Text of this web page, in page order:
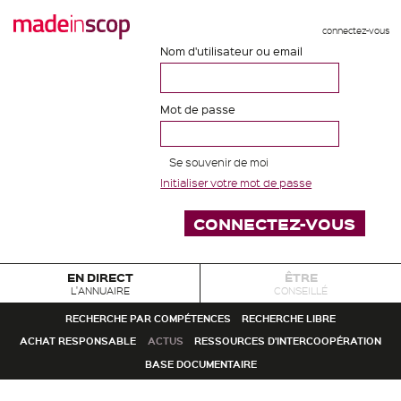
connectez-vous
Nom d'utilisateur ou email
Mot de passe
Se souvenir de moi
Initialiser votre mot de passe
EN DIRECT
L'ANNUAIRE
ÊTRE
CONSEILLÉ
RECHERCHE PAR COMPÉTENCES
RECHERCHE LIBRE
ACHAT RESPONSABLE
ACTUS
RESSOURCES D'INTERCOOPÉRATION
BASE DOCUMENTAIRE